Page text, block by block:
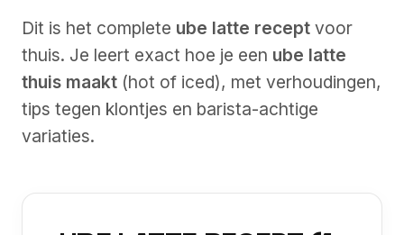
Dit is het complete ube latte recept voor
thuis. Je leert exact hoe je een ube latte
thuis maakt (hot of iced), met verhoudingen,
tips tegen klontjes en barista-achtige
variaties.